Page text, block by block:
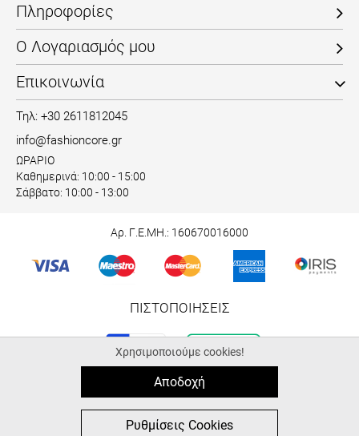
Πληροφορίες
Ο Λογαριασμός μου
Επικοινωνία
Τηλ: +30 2611812045
info@fashioncore.gr
ΩΡΑΡΙΟ
Καθημερινά: 10:00 - 15:00
Σάββατο: 10:00 - 13:00
Αρ. Γ.Ε.ΜΗ.: 160670016000
ΠΙΣΤΟΠΟΙΗΣΕΙΣ
© 2026 fashioncore.gr
ALL-IN-ONE eCommerce Business Development by Plushost.gr
Χρησιμοποιούμε cookies!
Αποδοχή
Ρυθμίσεις Cookies